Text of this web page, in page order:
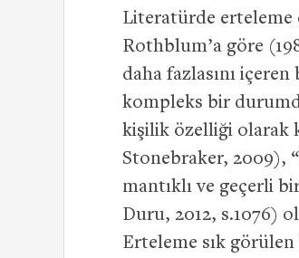
Literatürde erteleme
Rothblum’a göre
daha fazlasını
kompleks bir
kişilik özelliği olarak
Stonebraker, 2009),
mantıklı ve geçerli
Duru, 2012, s.1076)
Erteleme sık